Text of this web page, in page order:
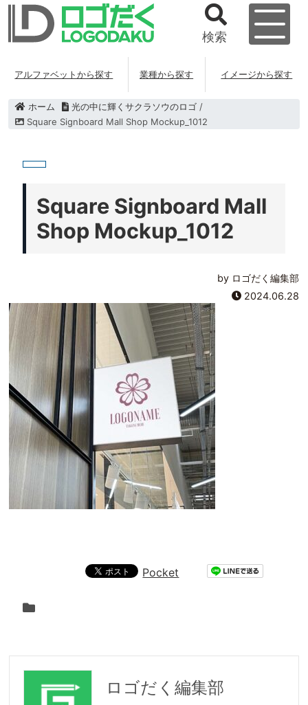
検索
アルファベットから探す 業種から探す イメージから探す
ホーム 光の中に輝くサクラソウのロゴ /
Square Signboard Mall Shop Mockup_1012
Square Signboard Mall
Shop Mockup_1012
by ロゴだく編集部
2024.06.28
Pocket
ロゴだく編集部